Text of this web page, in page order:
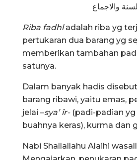
والاجماع
Riba fadhladalah riba yg
pertukaran dua barang yg
memberikan tambahan
satunya.
Dalam banyak hadis
barang ribawi, yaitu emas,
jelai –sya’ îr-(padi-padian yg
buahnya keras), kurma dan
Nabi Shallallahu Alaihi